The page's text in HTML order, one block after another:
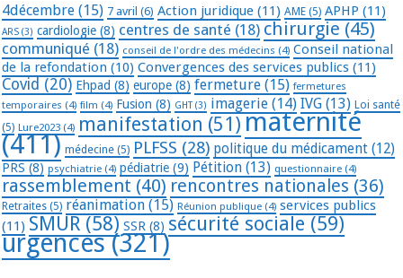
4décembre (15) 7 avril (6) Action juridique (11) AME (5) APHP (11)
ARS (3) cardiologie (8) centres de santé (18) chirurgie (45)
communiqué (18) conseil de l'ordre des médecins (4) Conseil national
de la refondation (10) Convergences des services publics (11)
Covid (20) Ehpad (8) europe (8) fermeture (15) fermetures
temporaires (4) film (4) Fusion (8) GHT(3) imagerie (14) IVG (13) Loi santé
(5) Lure2023 (4) manifestation (51) maternité
(411) médecine (5) PLFSS (28) politique du médicament (12)
PRS (8) psychiatrie (4) pédiatrie (9) Pétition (13) questionnaire (4)
rassemblement (40) rencontres nationales (36)
Retraites (5) réanimation (15) Réunion publique (4) services publics
(11) SMUR (58) SSR (8) sécurité sociale (59)
urgences(321)